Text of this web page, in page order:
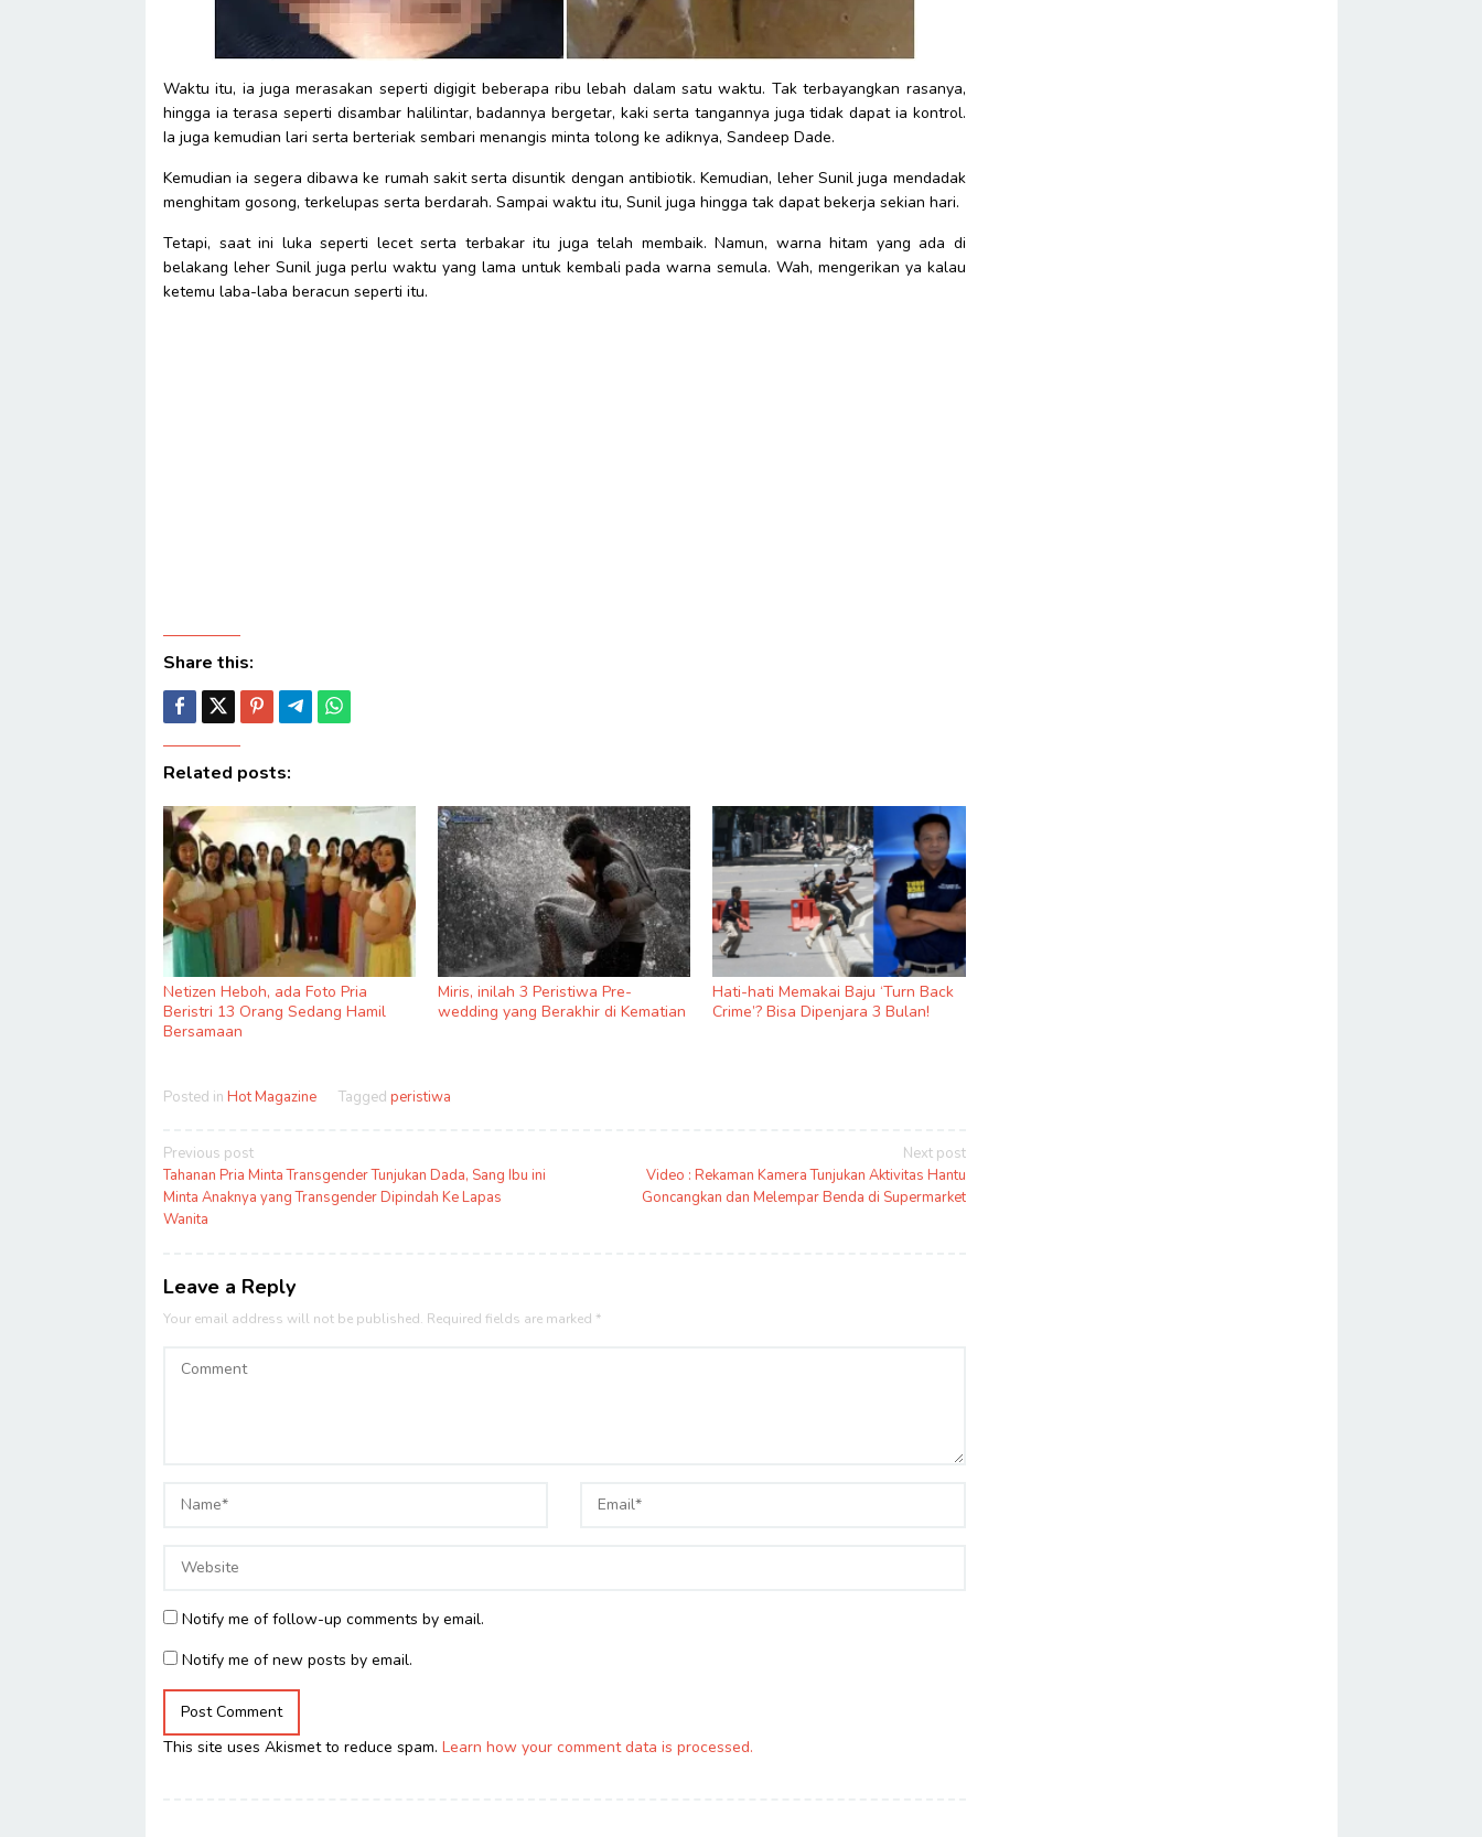
Waktu itu, ia juga merasakan seperti digigit beberapa ribu lebah dalam satu waktu. Tak terbayangkan rasanya,
hingga ia terasa seperti disambar halilintar, badannya bergetar, kaki serta tangannya juga tidak dapat ia kontrol.
Ia juga kemudian lari serta berteriak sembari menangis minta tolong ke adiknya, Sandeep Dade.
Kemudian ia segera dibawa ke rumah sakit serta disuntik dengan antibiotik. Kemudian, leher Sunil juga mendadak
menghitam gosong, terkelupas serta berdarah. Sampai waktu itu, Sunil juga hingga tak dapat bekerja sekian hari.
Tetapi, saat ini luka seperti lecet serta terbakar itu juga telah membaik. Namun, warna hitam yang ada di
belakang leher Sunil juga perlu waktu yang lama untuk kembali pada warna semula. Wah, mengerikan ya kalau
ketemu laba-laba beracun seperti itu.
Share this:
Related posts:
Netizen Heboh, ada Foto Pria
Beristri 13 Orang Sedang Hamil
Bersamaan
Miris, inilah 3 Peristiwa Pre-
wedding yang Berakhir di Kematian
Hati-hati Memakai Baju ‘Turn Back
Crime’? Bisa Dipenjara 3 Bulan!
Posted in Hot Magazine Tagged peristiwa
Post
navigation
Previous post
Tahanan Pria Minta Transgender Tunjukan Dada, Sang Ibu ini
Minta Anaknya yang Transgender Dipindah Ke Lapas
Wanita
Next post
Video : Rekaman Kamera Tunjukan Aktivitas Hantu
Goncangkan dan Melempar Benda di Supermarket
Leave a Reply
Your email address will not be published. Required fields are marked *
Notify me of follow-up comments by email.
Notify me of new posts by email.
This site uses Akismet to reduce spam. Learn how your comment data is processed.